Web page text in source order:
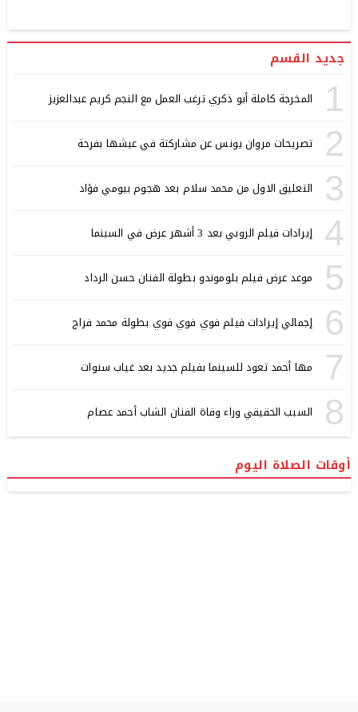
جديد القسم
1 المخرجة كاملة أبو ذكري ترغب العمل مع النجم كريم عبدالعزيز
2 تصريحات مروان يونس عن مشاركتة في عيشها بفرحة
3 التعليق الاول من محمد سلام بعد هجوم بيومي فؤاد
4 إيرادات فيلم الروبي بعد 3 أشهر عرض في السينما
5 موعد عرض فيلم بلوموندو بطولة الفنان حسن الرداد
6 إجمالي إيرادات فيلم فوي فوي فوي بطولة محمد فراج
7 مها أحمد تعود للسينما بفيلم جديد بعد غياب سنوات
8 السبب الحقيقي وراء وفاة الفنان الشاب أحمد عصام
أوقات الصلاة اليوم